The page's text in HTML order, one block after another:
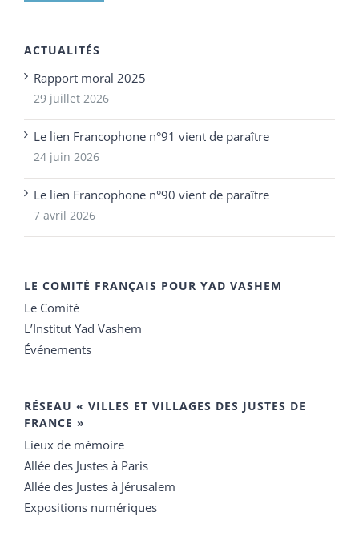
ACTUALITÉS
Rapport moral 2025
29 juillet 2026
Le lien Francophone n°91 vient de paraître
24 juin 2026
Le lien Francophone n°90 vient de paraître
7 avril 2026
LE COMITÉ FRANÇAIS POUR YAD VASHEM
Le Comité
L’Institut Yad Vashem
Événements
RÉSEAU « VILLES ET VILLAGES DES JUSTES DE
FRANCE »
Lieux de mémoire
Allée des Justes à Paris
Allée des Justes à Jérusalem
Expositions numériques